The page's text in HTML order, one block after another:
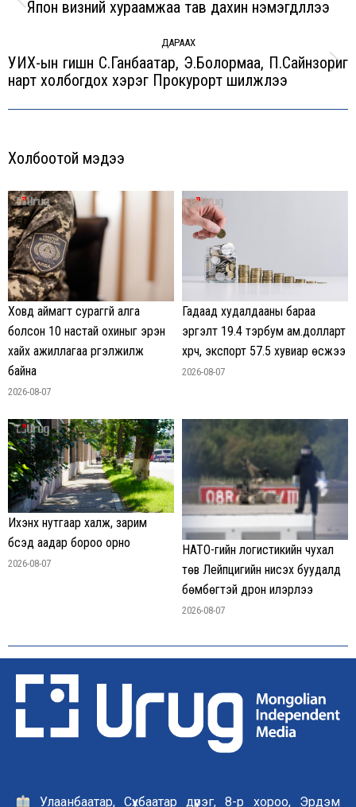
Previous
Япон визний хураамжаа тав дахин нэмэгдүүллээ
ДАРААХ
Next
post:
УИХ-ын гишүүн С.Ганбаатар, Э.Болормаа, П.Сайнзориг
нарт холбогдох хэрэг Прокурорт шилжлээ
Холбоотой мэдээ
Ховд аймагт сураггүй алга
болсон 10 настай охиныг эрэн
хайх ажиллагаа үргэлжилж
байна
2026-08-07
Гадаад худалдааны бараа
эргэлт 19.4 тэрбум ам.долларт
хүрч, экспорт 57.5 хувиар өсжээ
2026-08-07
Ихэнх нутгаар халж, зарим
бүсэд аадар бороо орно
2026-08-07
НАТО-гийн логистикийн чухал
төв Лейпцигийн нисэх буудалд
бөмбөгтэй дрон илэрлээ
2026-08-07
Улаанбаатар, Сүхбаатар дүүрэг, 8-р хороо, Эрдэм